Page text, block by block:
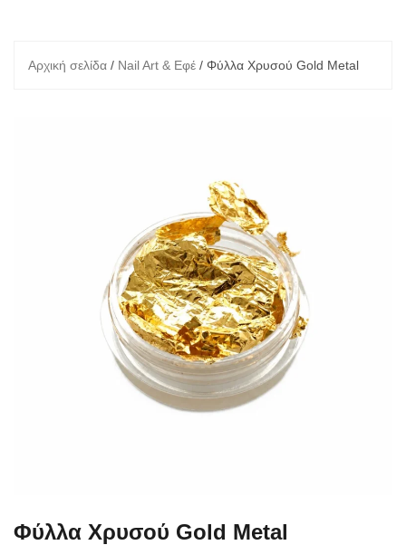
Αρχική σελίδα / Nail Art & Εφέ / Φύλλα Χρυσού Gold Metal
Φύλλα Χρυσού Gold Metal